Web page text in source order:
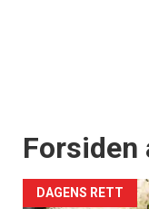
Forsiden
DAGENS RETT